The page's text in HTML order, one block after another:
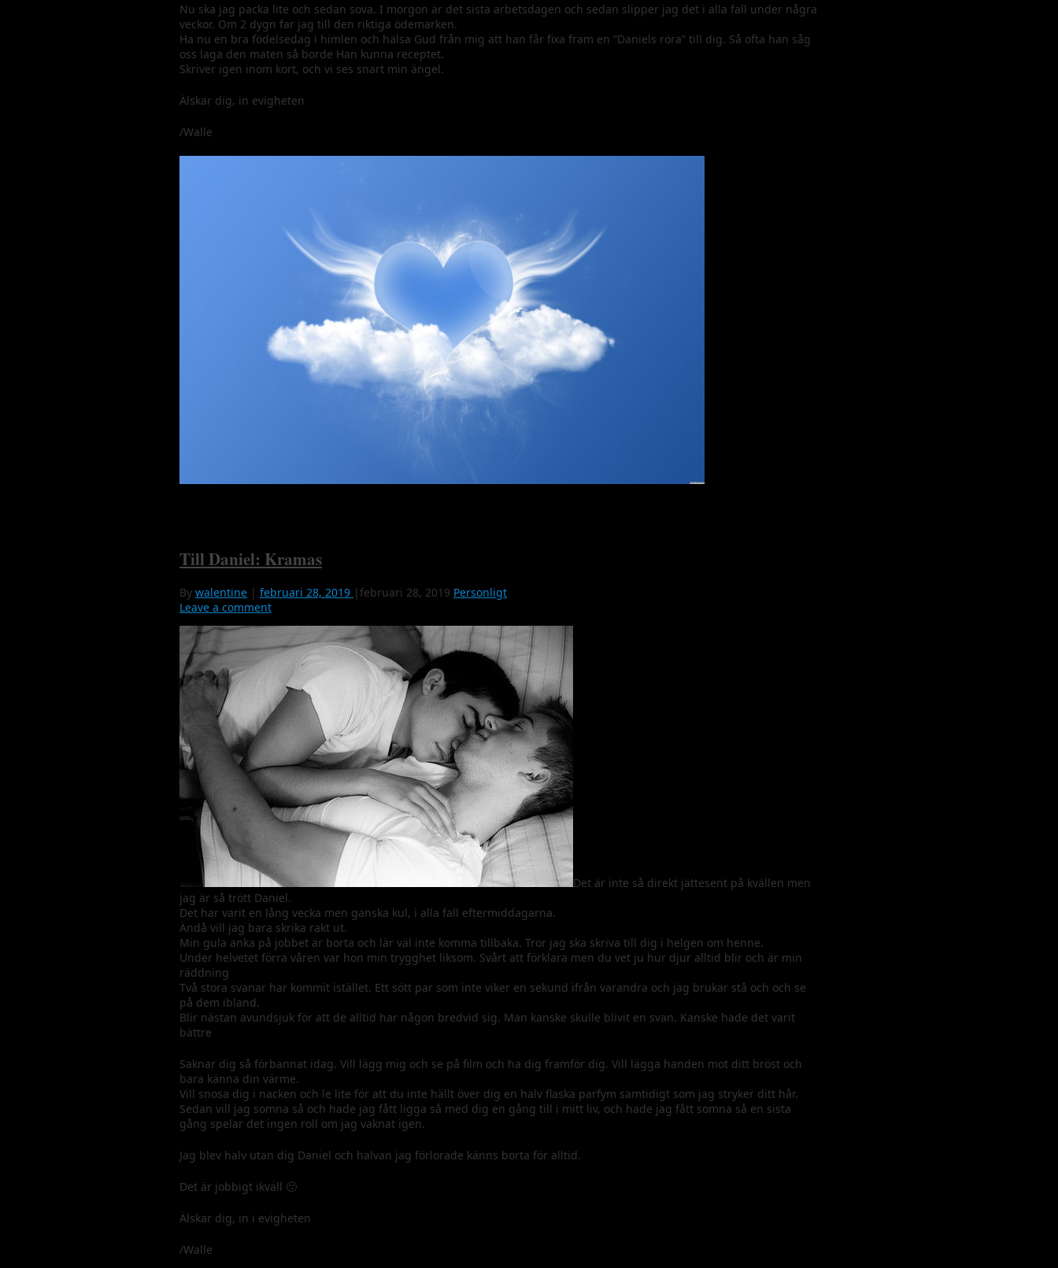
Nu ska jag packa lite och sedan sova. I morgon är det sista arbetsdagen och sedan slipper jag det i alla fall under några
veckor. Om 2 dygn far jag till den riktiga ödemarken.
Ha nu en bra födelsedag i himlen och hälsa Gud från mig att han får fixa fram en ”Daniels röra” till dig. Så ofta han såg
oss laga den maten så borde Han kunna receptet.
Skriver igen inom kort, och vi ses snart min ängel.
Älskar dig, in evigheten
/Walle
Till Daniel: Kramas
By walentine | februari 28, 2019 | februari 28, 2019 Personligt
Leave a comment
Det är inte så direkt jättesent på kvällen men
jag är så trött Daniel.
Det har varit en lång vecka men ganska kul, i alla fall eftermiddagarna.
Ändå vill jag bara skrika rakt ut.
Min gula anka på jobbet är borta och lär väl inte komma tillbaka. Tror jag ska skriva till dig i helgen om henne.
Under helvetet förra våren var hon min trygghet liksom. Svårt att förklara men du vet ju hur djur alltid blir och är min
räddning
Två stora svanar har kommit istället. Ett sött par som inte viker en sekund ifrån varandra och jag brukar stå och och se
på dem ibland.
Blir nästan avundsjuk för att de alltid har någon bredvid sig. Man kanske skulle blivit en svan. Kanske hade det varit
bättre
Saknar dig så förbannat idag. Vill lägg mig och se på film och ha dig framför dig. Vill lägga handen mot ditt bröst och
bara känna din värme.
Vill snosa dig i nacken och le lite för att du inte hällt över dig en halv flaska parfym samtidigt som jag stryker ditt hår.
Sedan vill jag somna så och hade jag fått ligga så med dig en gång till i mitt liv, och hade jag fått somna så en sista
gång spelar det ingen roll om jag vaknat igen.
Jag blev halv utan dig Daniel och halvan jag förlorade känns borta för alltid.
Det är jobbigt ikväll 🙁
Älskar dig, in i evigheten
/Walle